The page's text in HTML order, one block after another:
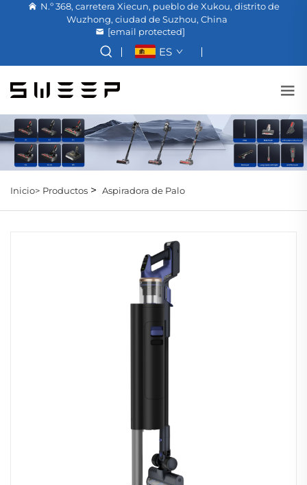
N.º 368, carretera Xiecun, pueblo de Xukou, distrito de
Wuzhong, ciudad de Suzhou, China
[email protected]
ES
Inicio> Productos > Aspiradora de Palo